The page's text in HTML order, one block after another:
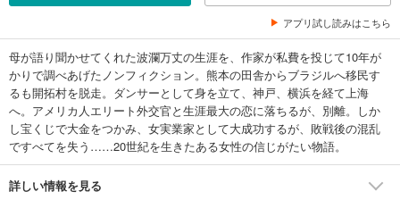
アプリ試し読みはこちら
母が語り聞かせてくれた波瀾万丈の生涯を、作家が私費を投じて10年が
かりで調べあげたノンフィクション。熊本の田舎からブラジルへ移民す
るも開拓村を脱走。ダンサーとして身を立て、神戸、横浜を経て上海
へ。アメリカ人エリート外交官と生涯最大の恋に落ちるが、別離。しか
し宝くじで大金をつかみ、女実業家として大成功するが、敗戦後の混乱
ですべてを失う……20世紀を生きたある女性の信じがたい物語。
詳しい情報を見る